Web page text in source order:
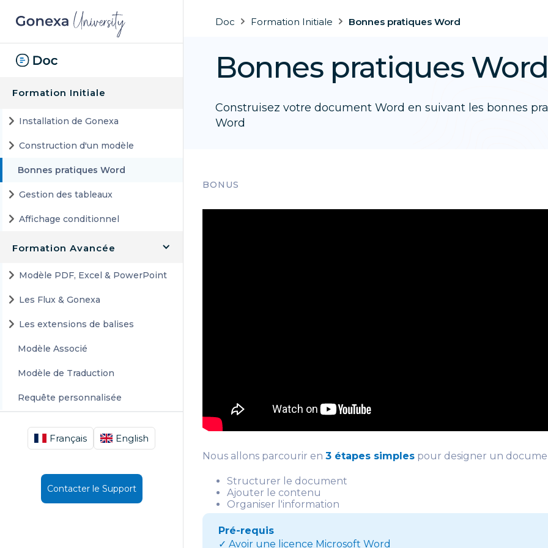
Formation Initiale
Installation de Gonexa
Construction d'un modèle
Bonnes pratiques Word
Gestion des tableaux
Affichage conditionnel
Formation Avancée
Modèle PDF, Excel & PowerPoint
Les Flux & Gonexa
Les extensions de balises
Modèle Associé
Modèle de Traduction
Requête personnalisée
Français English
Contacter le Support
Doc Formation Initiale Bonnes pratiques Word
Bonnes pratiques Word
Construisez votre document Word en suivant les bonnes
Word
BONUS
Nous allons parcourir en3 étapes simples pour designer un
Structurer le document
Ajouter le contenu
Organiser l'information
Pré-requis
✓ Avoir une licence Microsoft Word